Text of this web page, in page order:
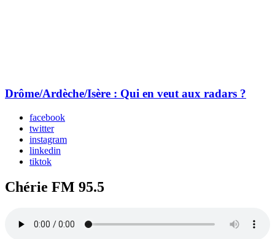
Drôme/Ardèche/Isère : Qui en veut aux radars ?
facebook
twitter
instagram
linkedin
tiktok
Chérie FM 95.5